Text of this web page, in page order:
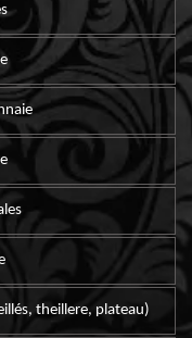
theillere, plateau)